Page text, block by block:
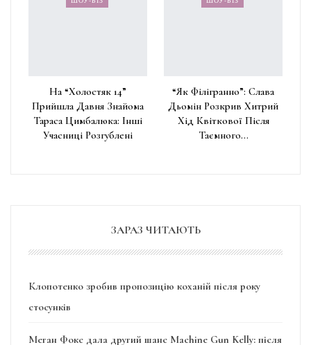
На “Холостяк 14”
Прийшла Давня Знайома
Тараса Цимбалюка: Інші
Учасниці Розгублені
“Як Філігранно”: Слава
Дьомін Розкрив Хитрий
Хід Квіткової Після
Таємного…
ЗАРАЗ ЧИТАЮТЬ
Клопотенко зробив пропозицію коханій після року
стосунків
Меган Фокс дала другий шанс Machine Gun Kelly: після